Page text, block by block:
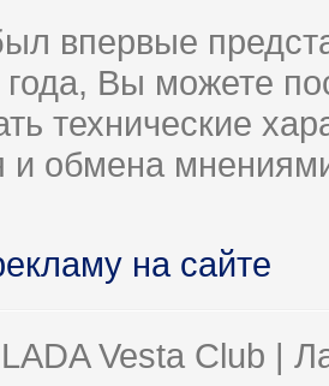
впервые
года, Вы можете
технические
обмена
на сайте
Vesta Club |